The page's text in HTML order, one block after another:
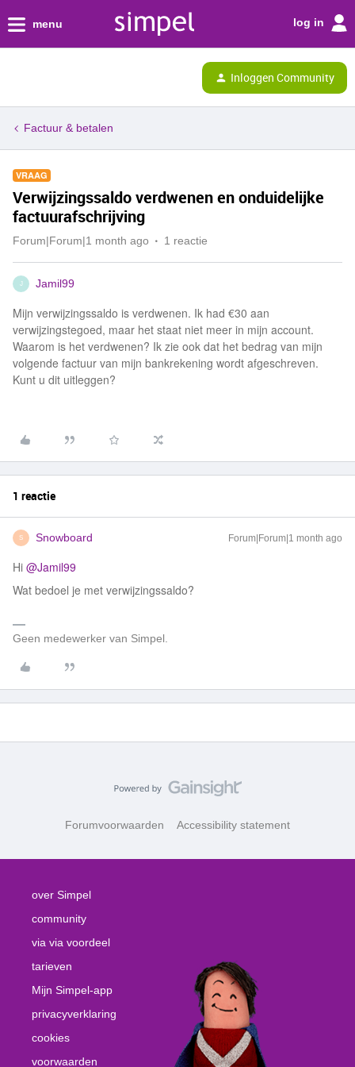
menu log in
Inloggen Community
Factuur & betalen
VRAAG
Verwijzingssaldo verdwenen en onduidelijke
factuurafschrijving
Forum|Forum|1 month ago 1 reactie
J Jamil99
Mijn verwijzingssaldo is verdwenen. Ik had €30 aan
verwijzingstegoed, maar het staat niet meer in mijn account.
Waarom is het verdwenen? Ik zie ook dat het bedrag van mijn
volgende factuur van mijn bankrekening wordt afgeschreven.
Kunt u dit uitleggen?
1 reactie
S Snowboard Forum|Forum|1 month ago
Hi ​ @Jamil99
Wat bedoel je met verwijzingssaldo?
Geen medewerker van Simpel.
Forumvoorwaarden Accessibility statement
over Simpel
community
via via voordeel
tarieven
Mijn Simpel-app
privacyverklaring
cookies
voorwaarden